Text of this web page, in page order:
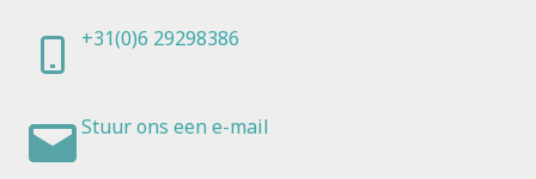
+31(0)6 29298386
Stuur ons een e-mail